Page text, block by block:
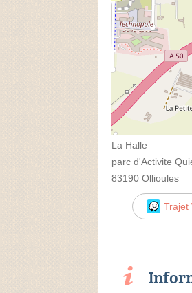
La Halle
parc d'Activite
83190 Ollioules
Trajet